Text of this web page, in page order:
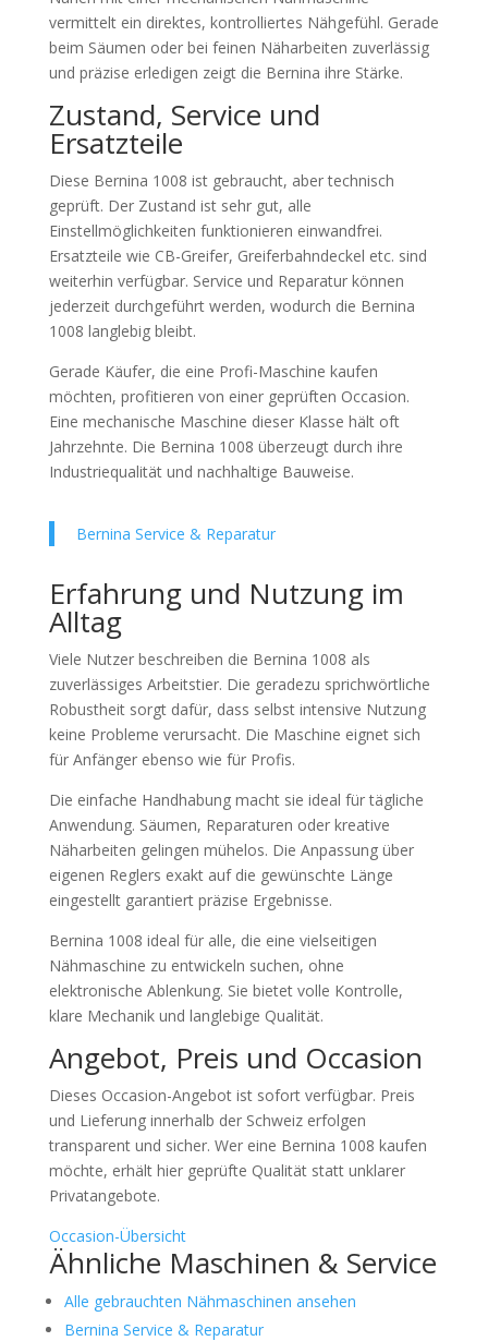
vermittelt ein direktes, kontrolliertes Nähgefühl. Gerade
beim Säumen oder bei feinen Näharbeiten zuverlässig
und präzise erledigen zeigt die Bernina ihre Stärke.
Zustand, Service und
Ersatzteile
Diese Bernina 1008 ist gebraucht, aber technisch
geprüft. Der Zustand ist sehr gut, alle
Einstellmöglichkeiten funktionieren einwandfrei.
Ersatzteile wie CB-Greifer, Greiferbahndeckel etc. sind
weiterhin verfügbar. Service und Reparatur können
jederzeit durchgeführt werden, wodurch die Bernina
1008 langlebig bleibt.
Gerade Käufer, die eine Profi-Maschine kaufen
möchten, profitieren von einer geprüften Occasion.
Eine mechanische Maschine dieser Klasse hält oft
Jahrzehnte. Die Bernina 1008 überzeugt durch ihre
Industriequalität und nachhaltige Bauweise.
Bernina Service & Reparatur
Erfahrung und Nutzung im
Alltag
Viele Nutzer beschreiben die Bernina 1008 als
zuverlässiges Arbeitstier. Die geradezu sprichwörtliche
Robustheit sorgt dafür, dass selbst intensive Nutzung
keine Probleme verursacht. Die Maschine eignet sich
für Anfänger ebenso wie für Profis.
Die einfache Handhabung macht sie ideal für tägliche
Anwendung. Säumen, Reparaturen oder kreative
Näharbeiten gelingen mühelos. Die Anpassung über
eigenen Reglers exakt auf die gewünschte Länge
eingestellt garantiert präzise Ergebnisse.
Bernina 1008 ideal für alle, die eine vielseitigen
Nähmaschine zu entwickeln suchen, ohne
elektronische Ablenkung. Sie bietet volle Kontrolle,
klare Mechanik und langlebige Qualität.
Angebot, Preis und Occasion
Dieses Occasion-Angebot ist sofort verfügbar. Preis
und Lieferung innerhalb der Schweiz erfolgen
transparent und sicher. Wer eine Bernina 1008 kaufen
möchte, erhält hier geprüfte Qualität statt unklarer
Privatangebote.
Occasion-Übersicht
Ähnliche Maschinen & Service
Alle gebrauchten Nähmaschinen ansehen
Bernina Service & Reparatur